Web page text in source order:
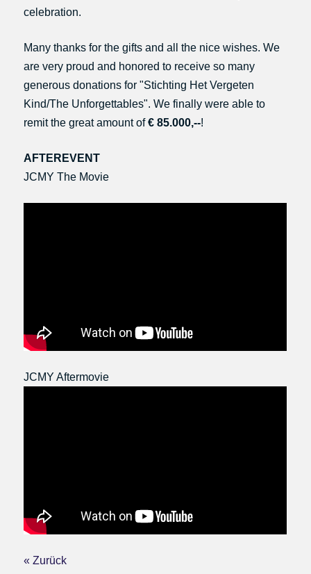
celebration.
Many thanks for the gifts and all the nice wishes. We
are very proud and honored to receive so many
generous donations for "Stichting Het Vergeten
Kind/The Unforgettables". We finally were able to
remit the great amount of€ 85.000,--!
AFTEREVENT
JCMY The Movie
JCMY Aftermovie
« Zurück